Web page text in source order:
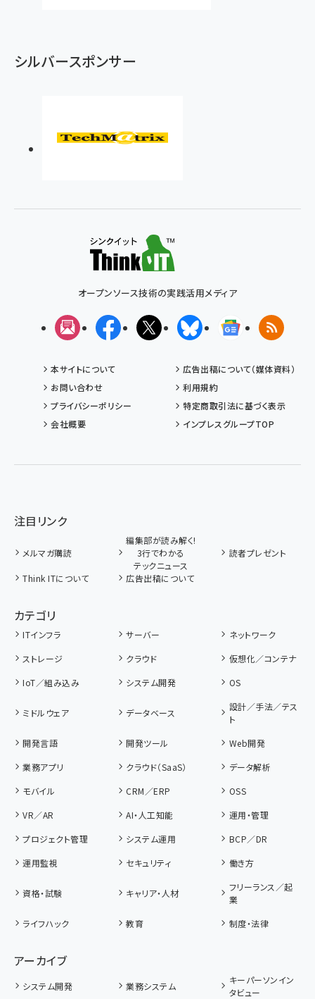
シルバースポンサー
オープンソース技術の実践活用メディア
メルマガFacebookX(エックス)BlueskyGoogleニュ
RSS
本サイトについて
広告出稿について（媒体資料）
お問い合わせ
利用規約
プライバシーポリシー
特定商取引法に基づく表示
会社概要
インプレスグループTOP
注目リンク
メルマガ購読
編集部が読み解く!
3行でわかる
テックニュース
読者プレゼント
Think ITについて 広告出稿について
カテゴリ
ITインフラ サーバー
ネットワーク
ストレージ
クラウド
仮想化／コンテナ
IoT／組み込み
システム開発 OS
ミドルウェア データベース
設計／手法／テス
ト
開発言語
開発ツール
Web開発
業務アプリ
クラウド（SaaS）
データ解析
モバイル
CRM／ERP
OSS
VR／AR
AI・人工知能
運用・管理
プロジェクト管理
システム運用
BCP／DR
運用監視
セキュリティ 働き方
資格・試験 キャリア・人材
フリーランス／起
業
ライフハック
教育 制度・法律
アーカイブ
システム開発 業務システム
キーパーソンイン
タビュー